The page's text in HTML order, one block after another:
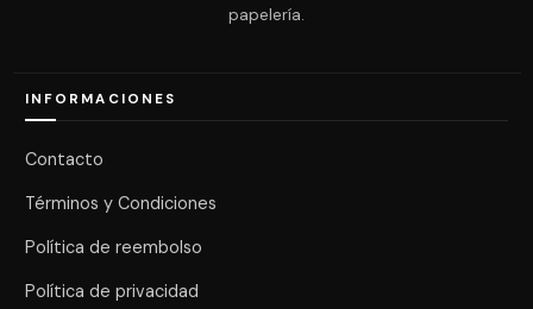
papelería.
INFORMACIONES
Contacto
Términos y Condiciones
Política de reembolso
Política de privacidad